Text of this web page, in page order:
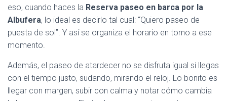
eso, cuando haces la Reserva paseo en barca por la
Albufera, lo ideal es decirlo tal cual: “Quiero paseo de
puesta de sol”. Y así se organiza el horario en torno a ese
momento.
Además, el paseo de atardecer no se disfruta igual si llegas
con el tiempo justo, sudando, mirando el reloj. Lo bonito es
llegar con margen, subir con calma y notar cómo cambia